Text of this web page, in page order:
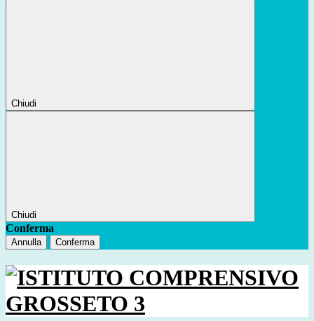
Chiudi
Chiudi
Conferma
Annulla Conferma